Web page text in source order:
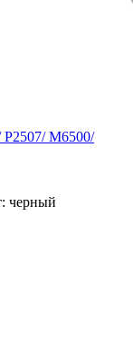
P2507/ M6500/
черный